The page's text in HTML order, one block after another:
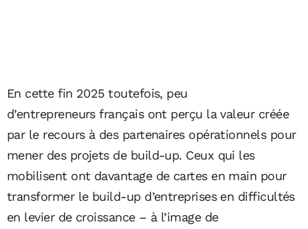
En cette fin 2025 toutefois, peu
d’entrepreneurs français ont perçu la valeur créée
par le recours à des partenaires opérationnels pour
mener des projets de build-up. Ceux qui les
mobilisent ont davantage de cartes en main pour
transformer le build-up d’entreprises en difficultés
en levier de croissance – à l’image de